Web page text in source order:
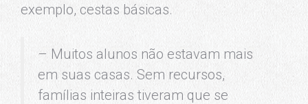
exemplo, cestas básicas.
– Muitos alunos não estavam mais
em suas casas. Sem recursos,
famílias inteiras tiveram que se